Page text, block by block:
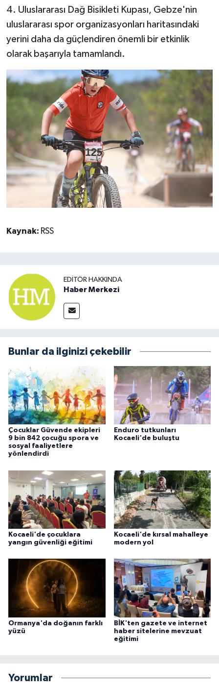
4. Uluslararası Dağ Bisikleti Kupası, Gebze'nin
uluslararası spor organizasyonları haritasındaki
yerini daha da güçlendiren önemli bir etkinlik
olarak başarıyla tamamlandı.
Kaynak: RSS
EDITÖR HAKKINDA
Haber Merkezi
Bunlar da ilginizi çekebilir
Çocuklar Güvende ekipleri
9 bin 842 çocuğu spora ve
sosyal faaliyetlere
yönlendirdi
Enduro tutkunları
Kocaeli'de buluştu
Kocaeli'de çocuklara
yangın güvenliği eğitimi
Kocaeli'de kırsal mahalleye
modern yol
Ormanya'da doğanın farklı
yüzü
BİK'ten gazete ve internet
haber sitelerine mevzuat
eğitimi
Yorumlar